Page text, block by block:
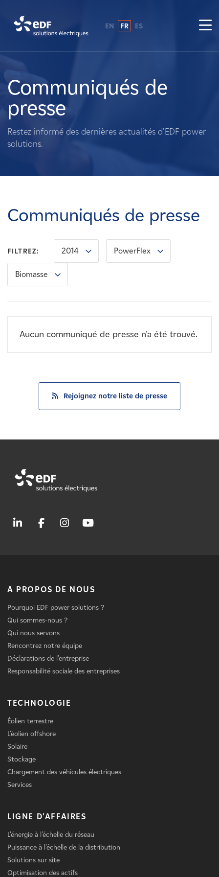
A propos de nous
Ce que nous faisons
Propriétaires fonciers
Carrières
Nouvelles
Contactez-nous
EN FR ES
Communiqués de
presse
Restez informé des dernières actualités d'EDF power
solutions.
Communiqués de presse
FILTREZ: 2014 PowerFlex
Biomasse
Aucun communiqué de presse n'a été trouvé.
Rejoignez notre liste de presse
A PROPOS DE NOUS
Pourquoi EDF power solutions ?
Qui sommes-nous ?
Qui nous servons
Rencontrez notre équipe
Déclarations de l'entreprise
Responsabilité sociale des entreprises
TECHNOLOGIE
Éolien terrestre
L'éolien offshore
Solaire
Stockage
Chargement des véhicules électriques
Services
LIGNE D'AFFAIRES
L'énergie à l'échelle du réseau
Puissance à l'échelle de la distribution
Solutions sur site
Optimisation des actifs